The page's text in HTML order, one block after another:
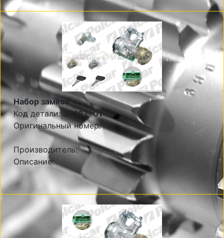
Набор замков
Код детали:3816Z-01
Оригинальный номер:
Производитель:
Описание: